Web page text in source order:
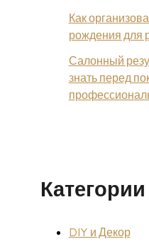
Как
рождения для
Салонный
знать перед
Категории
DIY и Декор